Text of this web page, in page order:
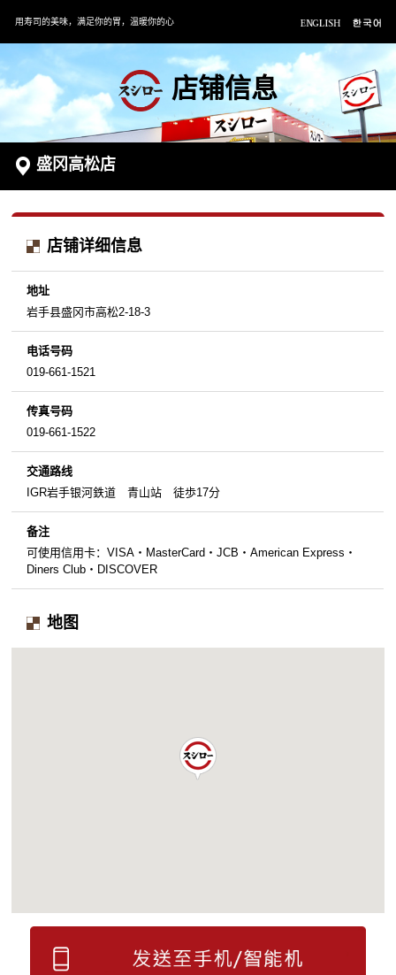
用寿司的美味，满足你的胃，温暖你的心
店铺信息
盛冈高松店
店铺详细信息
地址
岩手县盛冈市高松2-18-3
电话号码
019-661-1521
传真号码
019-661-1522
交通路线
IGR岩手银河鉄道 青山站 徒歩17分
备注
可使用信用卡：VISA・MasterCard・JCB・American Express・
Diners Club・DISCOVER
地图